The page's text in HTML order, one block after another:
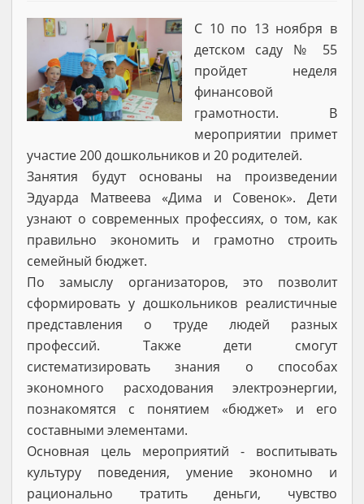
С 10 по 13 ноября в
детском саду № 55
пройдет неделя
финансовой
грамотности. В
мероприятии примет
участие 200 дошкольников и 20 родителей.
Занятия будут основаны на произведении
Эдуарда Матвеева «Дима и Совенок». Дети
узнают о современных профессиях, о том, как
правильно экономить и грамотно строить
семейный бюджет.
По замыслу организаторов, это позволит
сформировать у дошкольников реалистичные
представления о труде людей разных
профессий. Также дети смогут
систематизировать знания о способах
экономного расходования электроэнергии,
познакомятся с понятием «бюджет» и его
составными элементами.
Основная цель мероприятий - воспитывать
культуру поведения, умение экономно и
рационально тратить деньги, чувство